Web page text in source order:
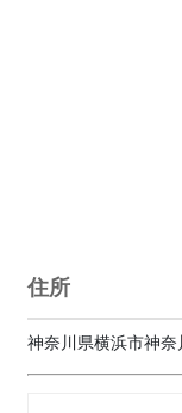
住所
神奈川県横浜市神